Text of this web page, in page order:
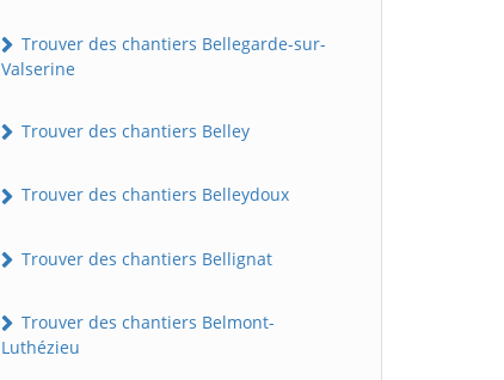
Trouver des chantiers Bellegarde-sur-
Valserine
Trouver des chantiers Belley
Trouver des chantiers Belleydoux
Trouver des chantiers Bellignat
Trouver des chantiers Belmont-
Luthézieu